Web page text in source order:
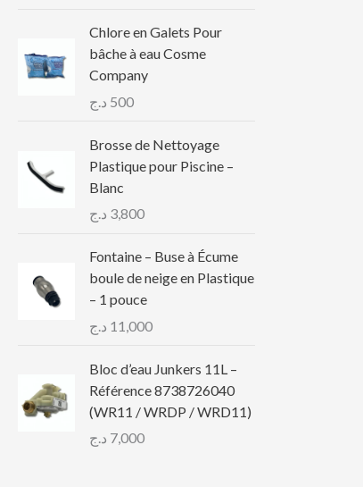
Chlore en Galets Pour
bâche à eau Cosme
Company
500 د.ج
Brosse de Nettoyage
Plastique pour Piscine –
Blanc
3,800 د.ج
Fontaine – Buse à Écume
boule de neige en Plastique
– 1 pouce
11,000 د.ج
Bloc d’eau Junkers 11L –
Référence 8738726040
(WR11 / WRDP / WRD11)
7,000 د.ج